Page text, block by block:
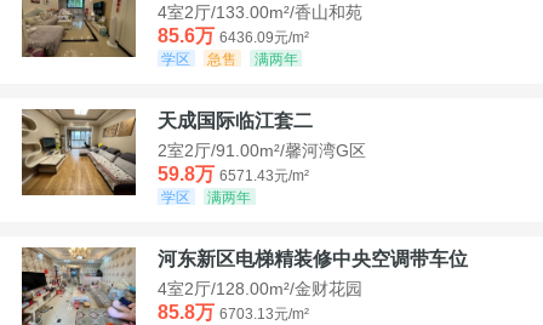
4室2厅/133.00m²/香山和苑
85.6万 6436.09元/m²
学区
急售 满两年
天成国际临江套二
2室2厅/91.00m²/馨河湾G区
59.8万 6571.43元/m²
学区
满两年
河东新区电梯精装修中央空调带车位
4室2厅/128.00m²/金财花园
85.8万 6703.13元/m²